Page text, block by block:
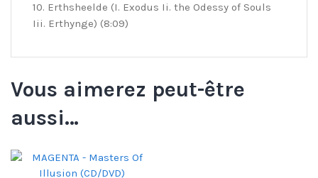
10. Erthsheelde (I. Exodus Ii. the Odessy of Souls
Iii. Erthynge) (8:09)
Vous aimerez peut-être
aussi…